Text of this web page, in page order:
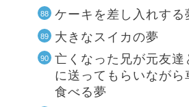
ケーキを差し入れする
大きなスイカの夢
亡くなった兄が元友達
に送ってもらいながら
食べる夢